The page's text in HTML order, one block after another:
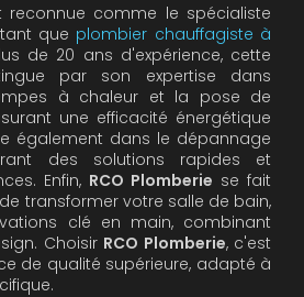
reconnue comme le spécialiste
que plombier chauffagiste à
de 20 ans d'expérience, cette
par son expertise dans
à chaleur et la pose de
une efficacité énergétique
également dans le dépannage
des solutions rapides et
Enfin, RCO Plomberie se fait
transformer votre salle de bain,
clé en main, combinant
Choisir RCO Plomberie, c'est
de qualité supérieure, adapté à